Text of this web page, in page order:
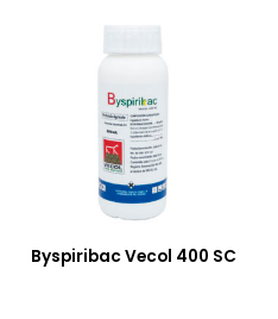
Byspiribac Vecol 400 SC